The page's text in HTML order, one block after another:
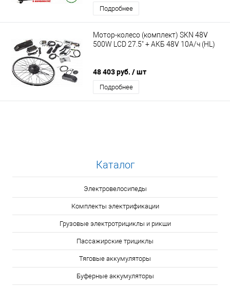
Подробнее
Мотор-колесо (комплект) SKN 48V
500W LCD 27.5" + АКБ 48V 10А/ч (HL)
48 403 руб. / шт
Подробнее
Каталог
Электровелосипеды
Комплекты электрификации
Грузовые электротрициклы и рикши
Пассажирские трициклы
Тяговые аккумуляторы
Буферные аккумуляторы